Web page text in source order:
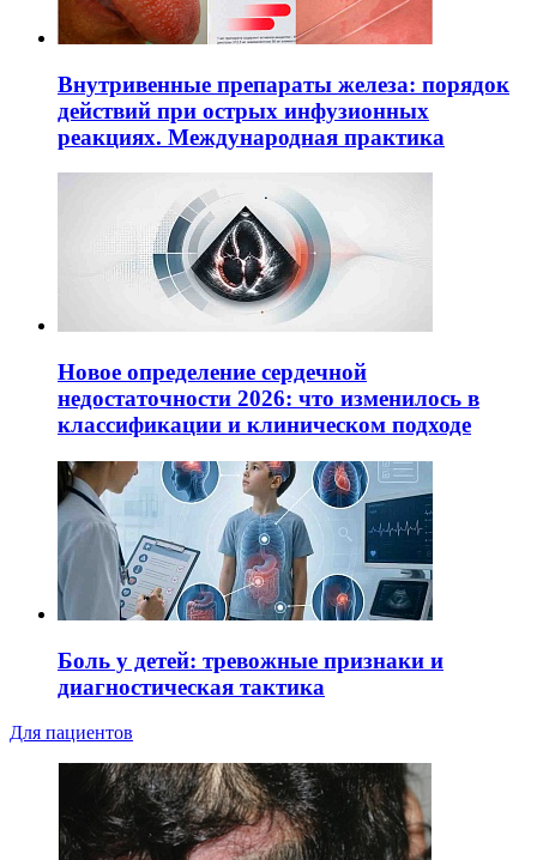
Внутривенные препараты железа: порядок
действий при острых инфузионных
реакциях. Международная практика
Новое определение сердечной
недостаточности 2026: что изменилось в
классификации и клиническом подходе
Боль у детей: тревожные признаки и
диагностическая тактика
Для пациентов